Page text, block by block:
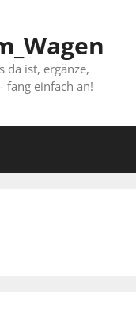
da ist, ergänze,
fang einfach an!